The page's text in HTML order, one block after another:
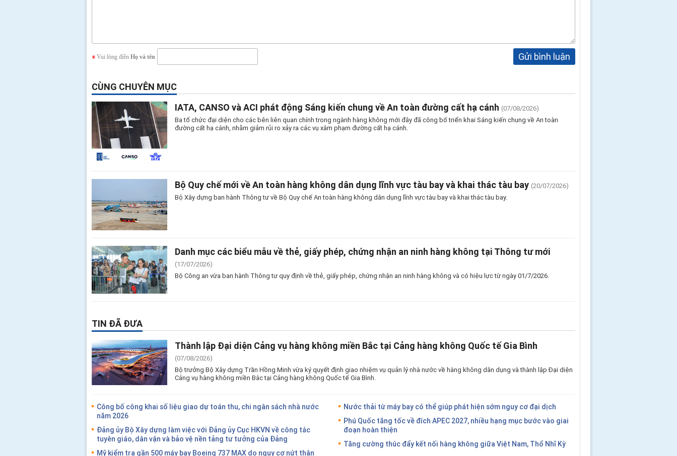
Vui lòng điền Họ và tên Gửi bình luận
CÙNG CHUYÊN MỤC
IATA, CANSO và ACI phát động Sáng kiến chung về An toàn đường cất hạ cánh (07/08/2026)
Ba tổ chức đại diện cho các bên liên quan chính trong ngành hàng không mới đây đã công bố triển khai Sáng kiến chung về An toàn
đường cất hạ cánh, nhằm giảm rủi ro xảy ra các vụ xâm phạm đường cất hạ cánh.
Bộ Quy chế mới về An toàn hàng không dân dụng lĩnh vực tàu bay và khai thác tàu bay (20/07/2026)
Bộ Xây dựng ban hành Thông tư về Bộ Quy chế An toàn hàng không dân dụng lĩnh vực tàu bay và khai thác tàu bay.
Danh mục các biểu mẫu về thẻ, giấy phép, chứng nhận an ninh hàng không tại Thông tư mới
(17/07/2026)
Bộ Công an vừa ban hành Thông tư quy định về thẻ, giấy phép, chứng nhận an ninh hàng không và có hiệu lực từ ngày 01/7/2026.
TIN ĐÃ ĐƯA
Thành lập Đại diện Cảng vụ hàng không miền Bắc tại Cảng hàng không Quốc tế Gia Bình
(07/08/2026)
Bộ trưởng Bộ Xây dựng Trần Hồng Minh vừa ký quyết định giao nhiệm vụ quản lý nhà nước về hàng không dân dụng và thành lập Đại diện
Cảng vụ hàng không miền Bắc tại Cảng hàng không Quốc tế Gia Bình.
Công bố công khai số liệu giao dự toán thu, chi ngân sách nhà nước
năm 2026
Đảng ủy Bộ Xây dựng làm việc với Đảng ủy Cục HKVN về công tác
tuyên giáo, dân vận và bảo vệ nền tảng tư tưởng của Đảng
Mỹ kiểm tra gần 500 máy bay Boeing 737 MAX do nguy cơ nứt thân
Nước thải từ máy bay có thể giúp phát hiện sớm nguy cơ đại dịch
Phú Quốc tăng tốc về đích APEC 2027, nhiều hạng mục bước vào giai
đoạn hoàn thiện
Tăng cường thúc đẩy kết nối hàng không giữa Việt Nam, Thổ Nhĩ Kỳ